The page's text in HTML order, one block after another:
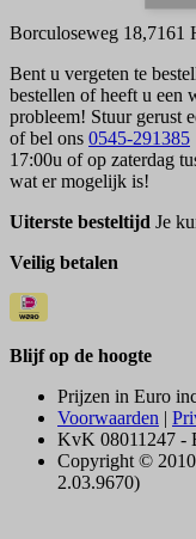
Borculoseweg 18,7161
Bent u vergeten te
bestellen of heeft u een
probleem! Stuur gerust
of bel ons 0545-291385
17:00u of op zaterdag
wat er mogelijk is!
Uiterste besteltijd Je
Veilig betalen
Blijf op de hoogte
Prijzen in Euro
Voorwaarden
KvK 08011247 -
Copyright ©
2.03.9670)